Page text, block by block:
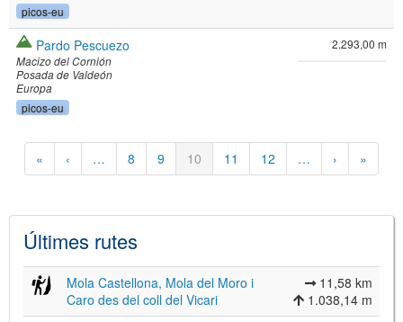
picos-eu
Pardo Pescuezo
Macizo del Cornión
Posada de Valdeón
Europa
picos-eu
2.293,00 m
Paginació
Primera
pàgina
«
Pàgina
anterior
‹ … Pàgina
8 Pàgina
9
Pàgina
actual
10 Pàgina
11 Pàgina
12 …
Pàgina
següent
›
Última
pàgina
»
Últimes rutes
Mola Castellona, Mola del Moro i
Caro des del coll del Vicari
11,58 km
1.038,14 m